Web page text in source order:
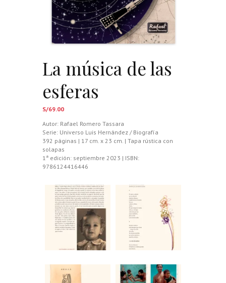
La música de las
esferas
S/69.00
Autor: Rafael Romero Tassara
Serie: Universo Luis Hernández / Biografía
392 páginas | 17 cm. x 23 cm. | Tapa rústica con
solapas
1ª edición: septiembre 2023 | ISBN:
9786124416446